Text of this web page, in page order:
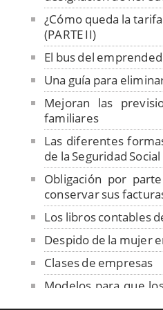
¿Cómo queda la
(PARTE II)
El bus del
Una guía para
Mejoran las
familiares
Las diferentes
de la Seguridad Social
Obligación por
conservar sus
Los libros contables
Despido de la mujer
Clases de empresas
Modelos para que